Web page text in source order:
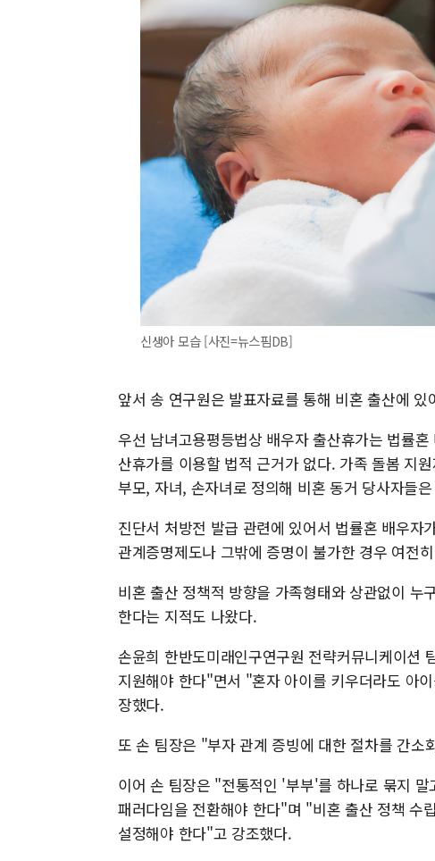
신생아 모습 [사진=뉴스핌DB]
앞서 송 연구원은 발표자료를 통해 비혼 출산에
우선 남녀고용평등법상 배우자 출산휴가는 법률
산휴가를 이용할 법적 근거가 없다. 가족 돌봄 지
부모, 자녀, 손자녀로 정의해 비혼 동거 당사자들
진단서 처방전 발급 관련에 있어서 법률혼 배우
관계증명제도나 그밖에 증명이 불가한 경우 여전
비혼 출산 정책적 방향을 가족형태와 상관없이
한다는 지적도 나왔다.
손윤희 한반도미래인구연구원 전략커뮤니케이션
지원해야 한다"면서 "혼자 아이를 키우더라도 아
장했다.
또 손 팀장은 "부자 관계 증빙에 대한 절차를 간
이어 손 팀장은 "전통적인 '부부'를 하나로 묶지
패러다임을 전환해야 한다"며 "비혼 출산 정책 수
설정해야 한다"고 강조했다.